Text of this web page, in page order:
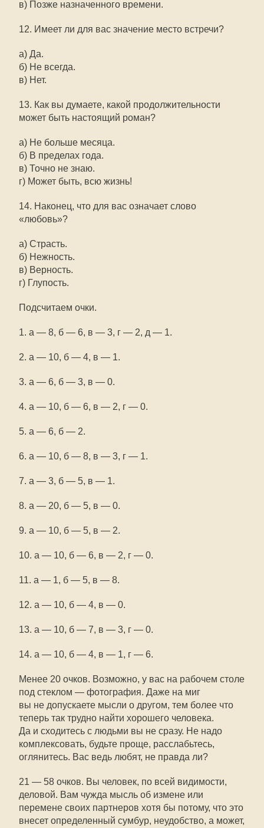
в) Позже назначенного времени.
12. Имеет ли для вас значение место встречи?
а) Да.
б) Не всегда.
в) Нет.
13. Как вы думаете, какой продолжительности
может быть настоящий роман?
а) Не больше месяца.
б) В пределах года.
в) Точно не знаю.
г) Может быть, всю жизнь!
14. Наконец, что для вас означает слово
«любовь»?
а) Страсть.
б) Нежность.
в) Верность.
г) Глупость.
Подсчитаем очки.
1. а — 8, б — 6, в — 3, г — 2, д — 1.
2. а — 10, б — 4, в — 1.
3. а — 6, б — 3, в — 0.
4. а — 10, б — 6, в — 2, г — 0.
5. а — 6, б — 2.
6. а — 10, б — 8, в — 3, г — 1.
7. а — 3, б — 5, в — 1.
8. а — 20, б — 5, в — 0.
9. а — 10, б — 5, в — 2.
10. а — 10, б — 6, в — 2, г — 0.
11. а — 1, б — 5, в — 8.
12. а — 10, б — 4, в — 0.
13. а — 10, б — 7, в — 3, г — 0.
14. а — 10, б — 4, в — 1, г — 6.
Менее 20 очков. Возможно, у вас на рабочем столе
под стеклом — фотография. Даже на миг
вы не допускаете мысли о другом, тем более что
теперь так трудно найти хорошего человека.
Да и сходитесь с людьми вы не сразу. Не надо
комплексовать, будьте проще, расслабьтесь,
оглянитесь. Вас ведь любят, не правда ли?
21 — 58 очков. Вы человек, по всей видимости,
деловой. Вам чужда мысль об измене или
перемене своих партнеров хотя бы потому, что это
внесет определенный сумбур, неудобство, а может,